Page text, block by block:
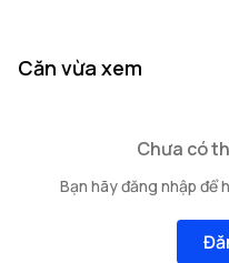
xây dựng 350m²
Nhà mặt tiền 4.45m,
Vị trí nhà nằm tại tuyến
nhiều trường học, bệnh
Căn vừa xem
Chưa có
Bạn hãy đăng nhập để